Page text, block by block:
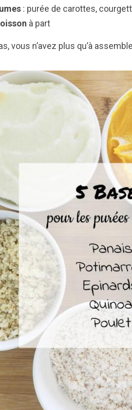
: purée de carottes,
à part
vous n’avez plus qu’à